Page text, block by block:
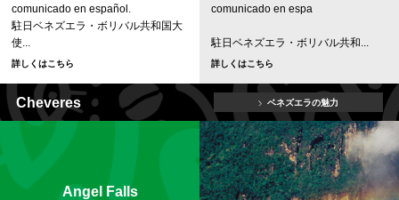
comunicado en español.
駐日ベネズエラ・ボリバル共和国大
使...
詳しくはこちら
comunicado en espa
駐日ベネズエラ・ボリバル共和...
詳しくはこちら
Cheveres ベネズエラの魅力
Angel Falls